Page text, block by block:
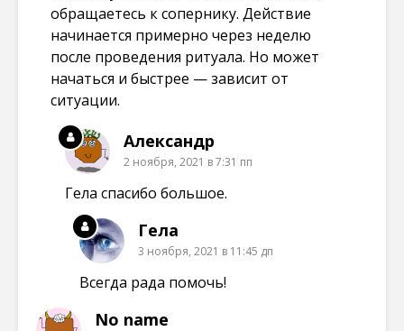
обращаетесь к сопернику. Действие
начинается примерно через неделю
после проведения ритуала. Но может
начаться и быстрее — зависит от
ситуации.
Александр
2 ноября, 2021 в 7:31 пп
Гела спасибо большое.
Гела
3 ноября, 2021 в 11:45 дп
Всегда рада помочь!
No name